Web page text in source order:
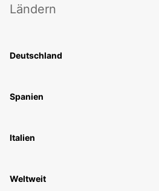
Ländern
Deutschland
Spanien
Italien
Weltweit